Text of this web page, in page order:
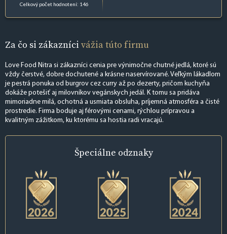
Celkový počet hodnotení: 146
Za čo si zákazníci vážia túto firmu
Love Food Nitra si zákazníci cenia pre výnimočne chutné jedlá, ktoré sú
vždy čerstvé, dobre dochutené a krásne naservírované. Veľkým lákadlom
je pestrá ponuka od burgrov cez curry až po dezerty, pričom kuchyňa
dokáže potešiť aj milovníkov vegánskych jedál. K tomu sa pridáva
mimoriadne milá, ochotná a usmiata obsluha, príjemná atmosféra a čisté
prostredie. Firma boduje aj férovými cenami, rýchlou prípravou a
kvalitným zážitkom, ku ktorému sa hostia radi vracajú.
Špeciálne odznaky